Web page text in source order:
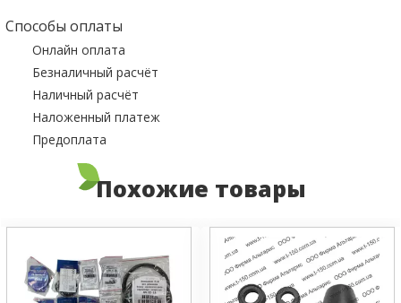
Способы оплаты
Онлайн оплата
Безналичный расчёт
Наличный расчёт
Наложенный платеж
Предоплата
Похожие товары